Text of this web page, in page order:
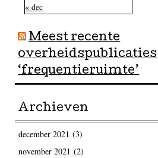
« dec
Meest recente
overheidspublicaties
‘frequentieruimte’
Archieven
december 2021 (3)
november 2021 (2)